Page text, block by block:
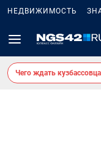
НЕДВИЖИМОСТЬ
Чего ждать